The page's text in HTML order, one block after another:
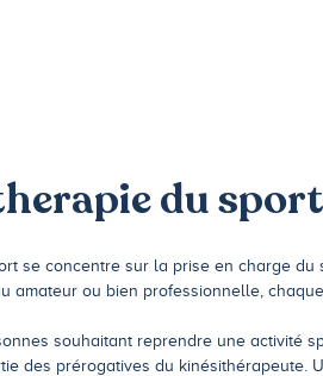
du sport
se concentre sur la prise en charge du
amateur ou bien professionnelle,
souhaitant reprendre une activité
des prérogatives du kinésithérapeute.